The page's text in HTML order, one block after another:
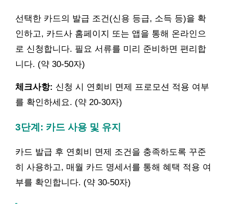
선택한 카드의 발급 조건(신용 등급, 소득 등)을 확
인하고, 카드사 홈페이지 또는 앱을 통해 온라인으
로 신청합니다. 필요 서류를 미리 준비하면 편리합
니다. (약 30-50자)
체크사항: 신청 시 연회비 면제 프로모션 적용 여부
를 확인하세요. (약 20-30자)
3단계: 카드 사용 및 유지
카드 발급 후 연회비 면제 조건을 충족하도록 꾸준
히 사용하고, 매월 카드 명세서를 통해 혜택 적용 여
부를 확인합니다. (약 30-50자)